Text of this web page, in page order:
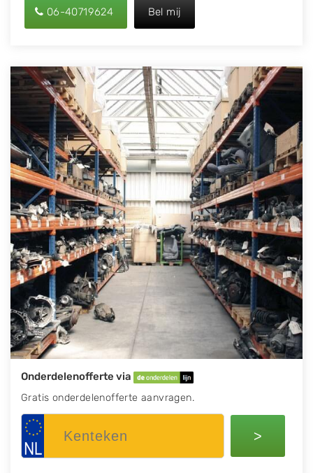
06-40719624 Bel mij
Onderdelenofferte via
Gratis onderdelenofferte aanvragen.
>